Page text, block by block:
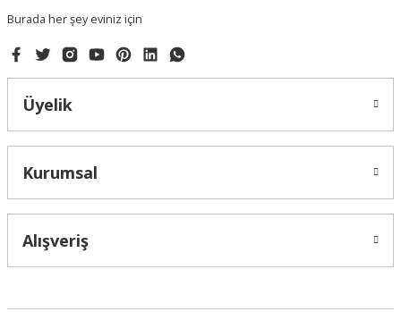
Burada her şey eviniz için
Üyelik
Kurumsal
Alışveriş